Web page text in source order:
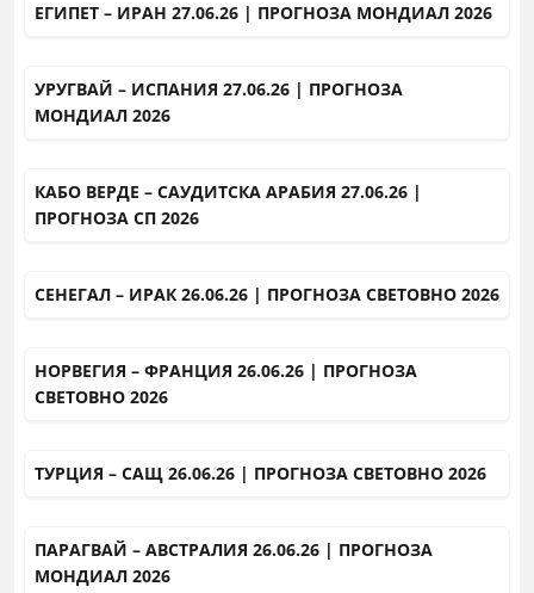
ЕГИПЕТ – ИРАН 27.06.26 | ПРОГНОЗА МОНДИАЛ 2026
УРУГВАЙ – ИСПАНИЯ 27.06.26 | ПРОГНОЗА
МОНДИАЛ 2026
КАБО ВЕРДЕ – САУДИТСКА АРАБИЯ 27.06.26 |
ПРОГНОЗА СП 2026
СЕНЕГАЛ – ИРАК 26.06.26 | ПРОГНОЗА СВЕТОВНО 2026
НОРВЕГИЯ – ФРАНЦИЯ 26.06.26 | ПРОГНОЗА
СВЕТОВНО 2026
ТУРЦИЯ – САЩ 26.06.26 | ПРОГНОЗА СВЕТОВНО 2026
ПАРАГВАЙ – АВСТРАЛИЯ 26.06.26 | ПРОГНОЗА
МОНДИАЛ 2026